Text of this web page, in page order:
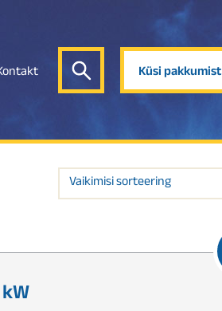
Küsi pakkumist
Vaikimisi sorteering